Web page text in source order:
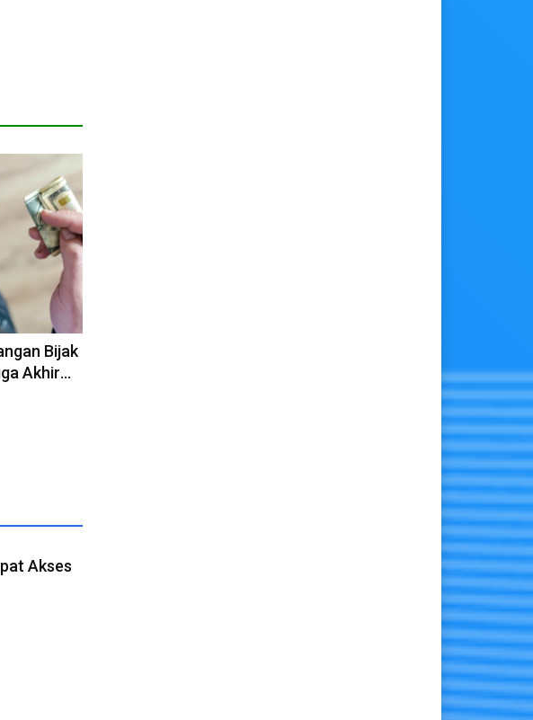
Bijak
Akhir
Akses